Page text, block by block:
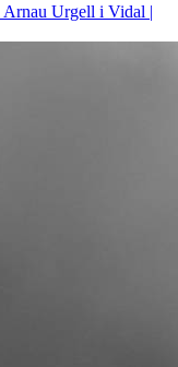
Arnau Urgell i Vidal |